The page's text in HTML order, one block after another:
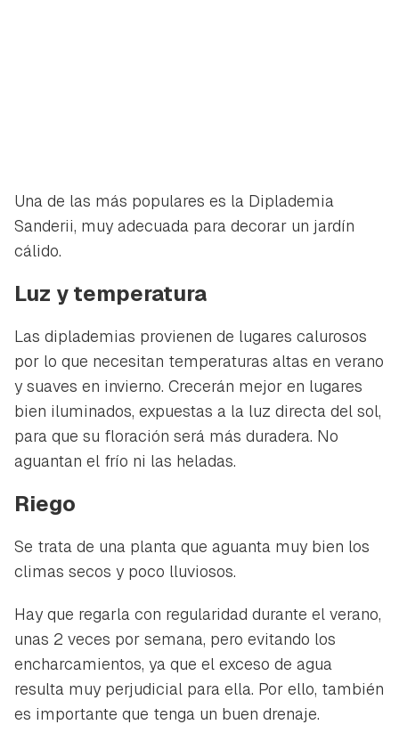
Una de las más populares es la Diplademia
Sanderii, muy adecuada para decorar un jardín
cálido.
Luz y temperatura
Las diplademias provienen de lugares calurosos
por lo que necesitan temperaturas altas en verano
y suaves en invierno. Crecerán mejor en lugares
bien iluminados, expuestas a la luz directa del sol,
para que su floración será más duradera. No
aguantan el frío ni las heladas.
Riego
Se trata de una planta que aguanta muy bien los
climas secos y poco lluviosos.
Hay que regarla con regularidad durante el verano,
unas 2 veces por semana, pero evitando los
encharcamientos, ya que el exceso de agua
resulta muy perjudicial para ella. Por ello, también
es importante que tenga un buen drenaje.